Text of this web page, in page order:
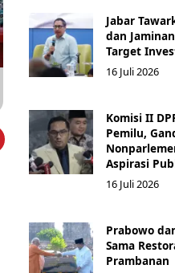
Jabar
dan
Target
16 Juli 2026
Komisi II
Pemilu,
Aspirasi
16 Juli 2026
Prabowo
Sama
Prambanan